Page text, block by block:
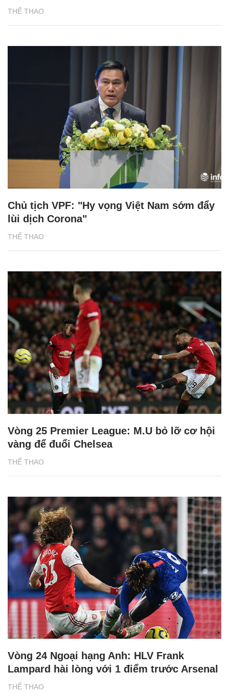
THỂ THAO
THỂ THAO
Chủ tịch VPF: "Hy vọng Việt Nam sớm đẩy
lùi dịch Corona"
THỂ THAO
Vòng 25 Premier League: M.U bỏ lỡ cơ hội
vàng để đuổi Chelsea
THỂ THAO
Vòng 24 Ngoại hạng Anh: HLV Frank
Lampard hài lòng với 1 điểm trước Arsenal